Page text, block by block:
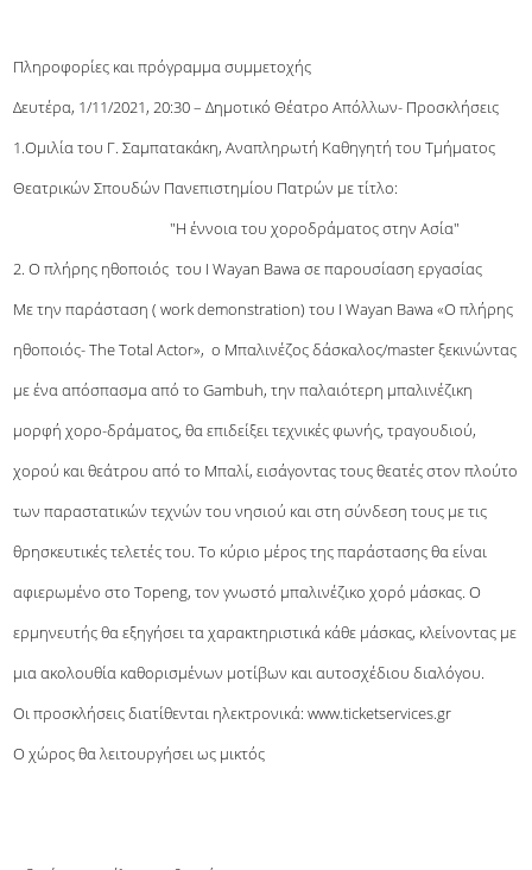
Πληροφορίες και πρόγραμμα συμμετοχής
Δευτέρα, 1/11/2021, 20:30 – Δημοτικό Θέατρο Απόλλων- Προσκλήσεις
1.Ομιλία του Γ. Σαμπατακάκη, Αναπληρωτή Καθηγητή του Τμήματος
Θεατρικών Σπουδών Πανεπιστημίου Πατρών με τίτλο:
"Η έννοια του χοροδράματος στην Ασία"
2. Ο πλήρης ηθοποιός του I Wayan Bawa σε παρουσίαση εργασίας
Με την παράσταση ( work demonstration) του I Wayan Bawa «Ο πλήρης
ηθοποιός- The Total Actor», ο Μπαλινέζος δάσκαλος/master ξεκινώντας
με ένα απόσπασμα από το Gambuh, την παλαιότερη μπαλινέζικη
μορφή χορο-δράματος, θα επιδείξει τεχνικές φωνής, τραγουδιού,
χορού και θεάτρου από το Μπαλί, εισάγοντας τους θεατές στον πλούτο
των παραστατικών τεχνών του νησιού και στη σύνδεση τους με τις
θρησκευτικές τελετές του. Το κύριο μέρος της παράστασης θα είναι
αφιερωμένο στο Topeng, τον γνωστό μπαλινέζικο χορό μάσκας. Ο
ερμηνευτής θα εξηγήσει τα χαρακτηριστικά κάθε μάσκας, κλείνοντας με
μια ακολουθία καθορισμένων μοτίβων και αυτοσχέδιου διαλόγου.
Οι προσκλήσεις διατίθενται ηλεκτρονικά: www.ticketservices.gr
Ο χώρος θα λειτουργήσει ως μικτός